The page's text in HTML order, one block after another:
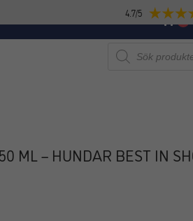
4.7/5
NYHETER 0
Produktsökning
NYHET!
ML – HUNDAR BEST IN